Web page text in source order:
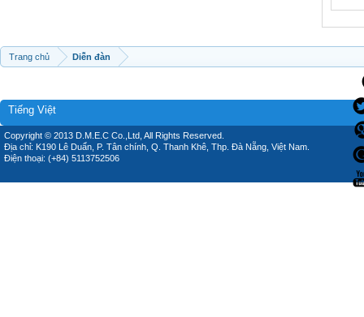
Trang chủ Diễn đàn
Tiếng Việt
Copyright © 2013 D.M.E.C Co.,Ltd, All Rights Reserved.
Địa chỉ: K190 Lê Duẩn, P. Tân chính, Q. Thanh Khê, Thp. Đà Nẵng, Việt Nam.
Điện thoại: (+84) 5113752506